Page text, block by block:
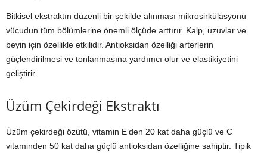
Bitkisel ekstraktın düzenli bir şekilde alınması mikrosirkülasyonu
vücudun tüm bölümlerine önemli ölçüde arttırır. Kalp, uzuvlar ve
beyin için özellikle etkilidir. Antioksidan özelliği arterlerin
güçlendirilmesi ve tonlanmasına yardımcı olur ve elastikiyetini
geliştirir.
Üzüm Çekirdeği Ekstraktı
Üzüm çekirdeği özütü, vitamin E’den 20 kat daha güçlü ve C
vitaminden 50 kat daha güçlü antioksidan özelliğine sahiptir. Tipik